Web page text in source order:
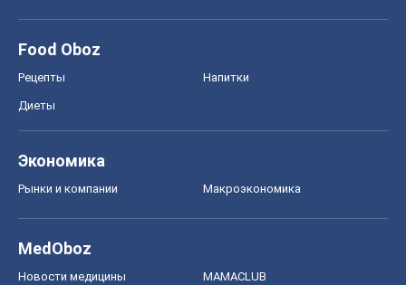
Food Oboz
Рецепты Напитки
Диеты
Экономика
Рынки и компании Mакроэкономика
MedOboz
Новости медицины MAMACLUB